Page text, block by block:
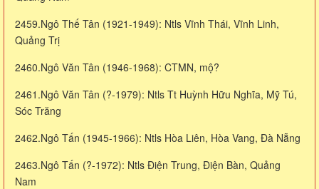
2459.Ngô Thế Tân (1921-1949): Ntls Vĩnh Thái, Vĩnh Linh,
Quảng Trị
2460.Ngô Văn Tân (1946-1968): CTMN, mộ?
2461.Ngô Văn Tân (?-1979): Ntls Tt Huỳnh Hữu Nghĩa, Mỹ Tú,
Sóc Trăng
2462.Ngô Tấn (1945-1966): Ntls Hòa Liên, Hòa Vang, Đà Nẵng
2463.Ngô Tấn (?-1972): Ntls Điện Trung, Điện Bàn, Quảng
Nam